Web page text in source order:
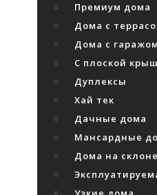
Премиум дома
Дома с
Дома с гаражом
С плоской
Дуплексы
Хай тек
Дачные дома
Мансардные
Дома на склоне